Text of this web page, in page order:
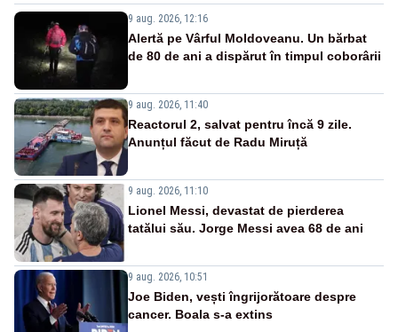
9 aug. 2026, 12:16
Alertă pe Vârful Moldoveanu. Un bărbat
de 80 de ani a dispărut în timpul coborârii
9 aug. 2026, 11:40
Reactorul 2, salvat pentru încă 9 zile.
Anunțul făcut de Radu Miruță
9 aug. 2026, 11:10
Lionel Messi, devastat de pierderea
tatălui său. Jorge Messi avea 68 de ani
9 aug. 2026, 10:51
Joe Biden, vești îngrijorătoare despre
cancer. Boala s-a extins